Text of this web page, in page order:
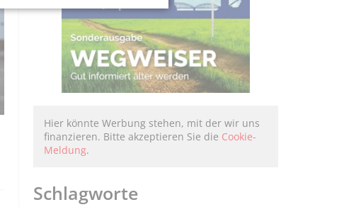
Hier könnte Werbung stehen, mit der wir uns
finanzieren. Bitte akzeptieren Sie die Cookie-
Meldung.
Schlagworte